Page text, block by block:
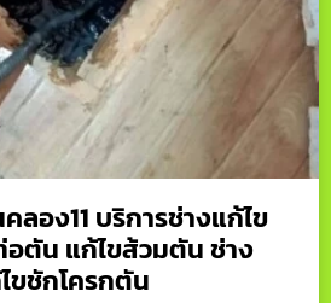
ลอง11 บริการช่างแก้ไข
ตัน แก้ไขส้วมตัน ช่าง
ขชักโครกตัน